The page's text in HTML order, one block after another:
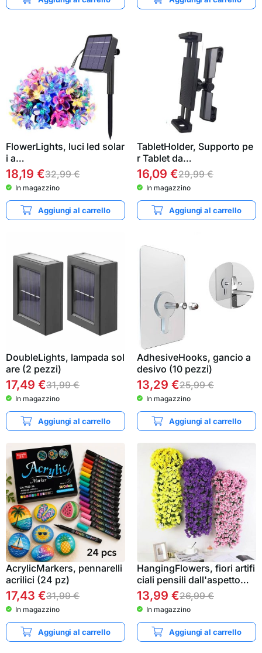
FlowerLights, luci led solar
i a…
18,19 €32,99€
In magazzino
Aggiungi al carrello
TabletHolder, Supporto pe
r Tablet da…
16,09 €29,99€
In magazzino
Aggiungi al carrello
DoubleLights, lampada sol
are (2 pezzi)
17,49 €31,99€
In magazzino
Aggiungi al carrello
AdhesiveHooks, gancio a
desivo (10 pezzi)
13,29 €25,99€
In magazzino
Aggiungi al carrello
AcrylicMarkers, pennarelli
acrilici (24 pz)
17,43 €31,99€
In magazzino
Aggiungi al carrello
HangingFlowers, fiori artifi
ciali pensili dall'aspetto…
13,99 €26,99€
In magazzino
Aggiungi al carrello